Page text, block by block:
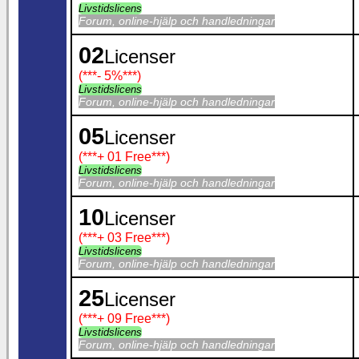
Livstidslicens
Forum, online-hjälp och handledningar
02Licenser
(***- 5%***)
Livstidslicens
Forum, online-hjälp och handledningar
05Licenser
(***+ 01 Free***)
Livstidslicens
Forum, online-hjälp och handledningar
10Licenser
(***+ 03 Free***)
Livstidslicens
Forum, online-hjälp och handledningar
25Licenser
(***+ 09 Free***)
Livstidslicens
Forum, online-hjälp och handledningar